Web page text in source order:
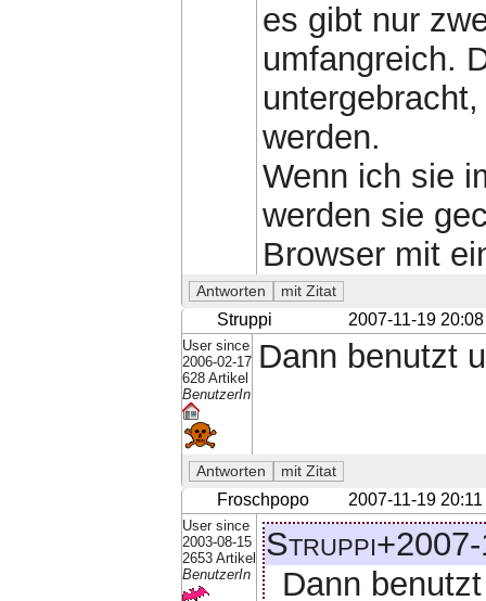
es gibt nur
umfangreich.
werden.
Wenn ich sie
werden sie
Browser mit
Struppi 2007-11-19 20:08
User since
2006-02-17
628 Artikel
BenutzerIn
Dann benutzt
Froschpopo 2007-11-19 20:11
User since
2003-08-15
2653 Artikel
BenutzerIn
Dann